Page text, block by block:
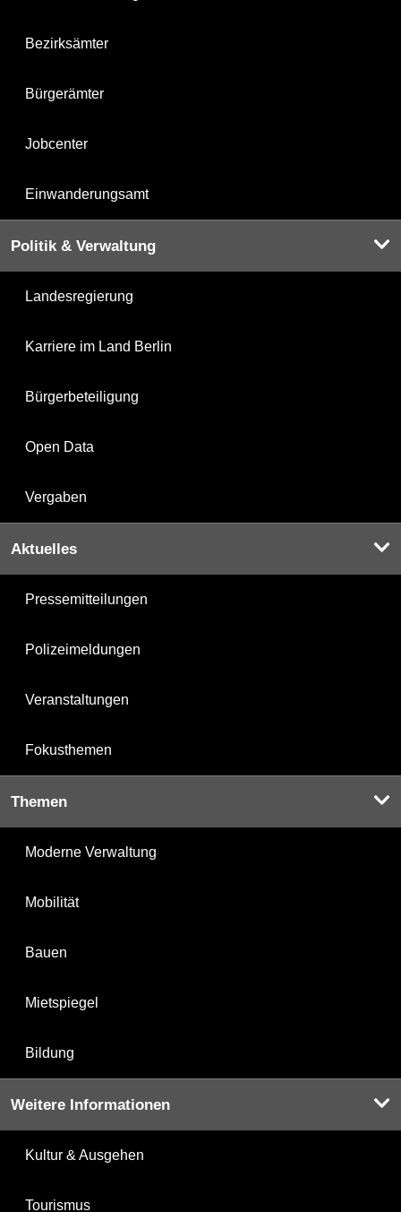
Bezirksämter
Bürgerämter
Jobcenter
Einwanderungsamt
Politik & Verwaltung
Landesregierung
Karriere im Land Berlin
Bürgerbeteiligung
Open Data
Vergaben
Aktuelles
Pressemitteilungen
Polizeimeldungen
Veranstaltungen
Fokusthemen
Themen
Moderne Verwaltung
Mobilität
Bauen
Mietspiegel
Bildung
Weitere Informationen
Kultur & Ausgehen
Tourismus